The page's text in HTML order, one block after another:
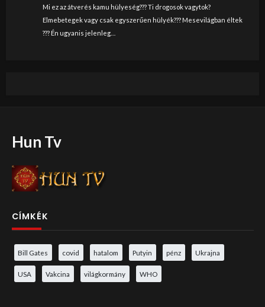
Mi ez az átverés kamu hülyeség??? Ti drogosok vagytok?
Elmebetegek vagy csak egyszerűen hülyék??? Mesevilágban éltek
??? Én ugyanis jelenleg…
Hun Tv
CÍMKÉK
Bill Gates covid hatalom Putyin pénz Ukrajna
USA Vakcina világkormány WHO